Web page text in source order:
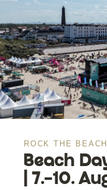
ROCK THE BEACH
Beach
| 7.–10.